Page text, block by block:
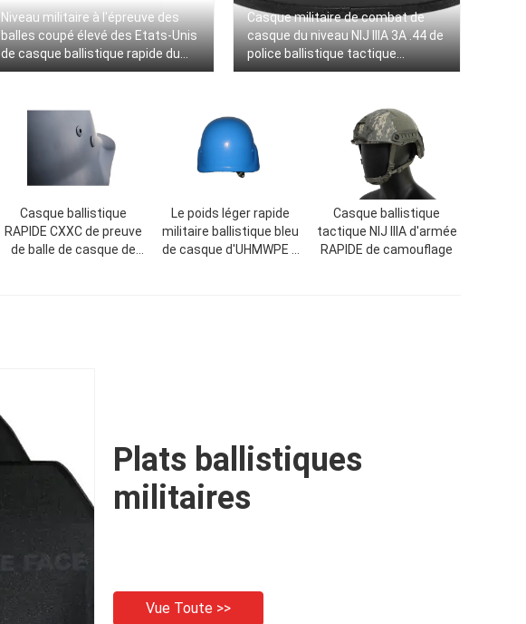
Niveau militaire à l'épreuve des
balles coupé élevé des Etats-Unis
de casque ballistique rapide du
niveau IIIA Aramid
Casque militaire de combat de
casque du niveau NIJ IIIA 3A .44 de
police ballistique tactique
d'armée
Casque ballistique
RAPIDE CXXC de preuve
de balle de casque de
Le poids léger rapide
militaire ballistique bleu
de casque d'UHMWPE a
Casque ballistique
tactique NIJ IIIA d'armée
RAPIDE de camouflage
Plats ballistiques
militaires
Vue Toute >>